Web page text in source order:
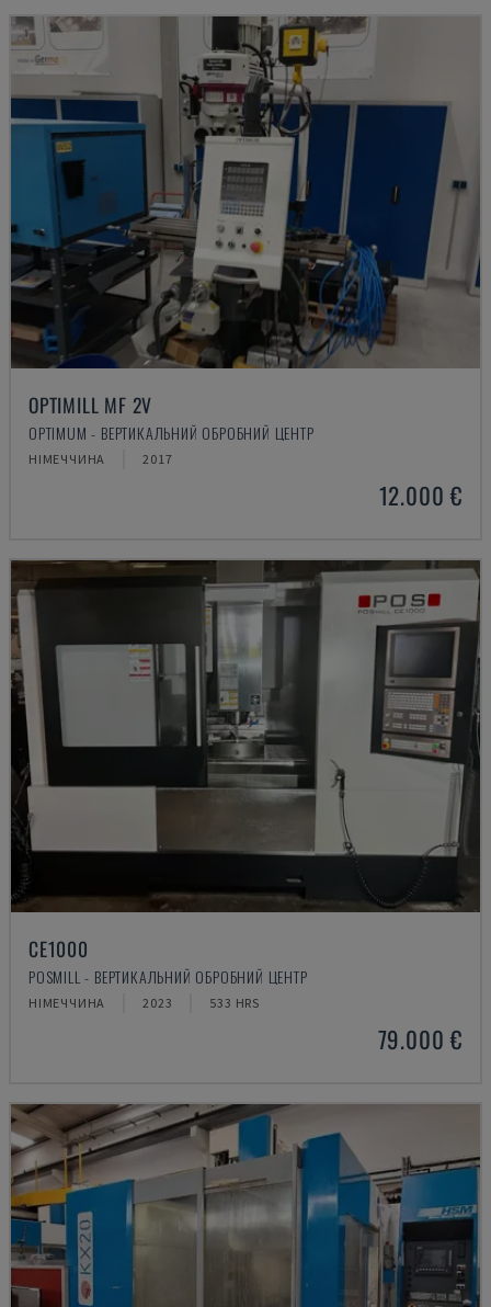
OPTIMILL MF 2V
OPTIMUM - ВЕРТИКАЛЬНИЙ ОБРОБНИЙ ЦЕНТР
НІМЕЧЧИНА 2017
12.000 €
CE1000
POSMILL - ВЕРТИКАЛЬНИЙ ОБРОБНИЙ ЦЕНТР
НІМЕЧЧИНА 2023 533 HRS
79.000 €